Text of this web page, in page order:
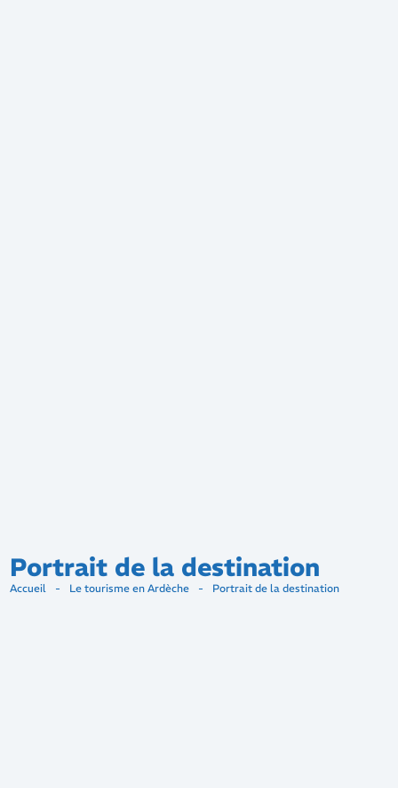
Portrait de la destination
Accueil - Le tourisme en Ardèche - Portrait de la destination